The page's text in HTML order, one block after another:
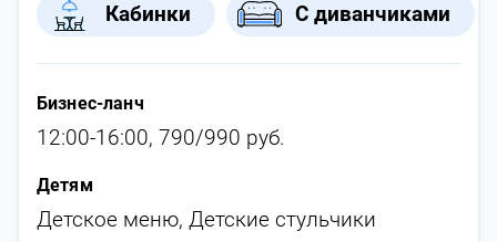
Кабинки С диванчиками
Бизнес-ланч
12:00-16:00, 790/990 руб.
Детям
Детское меню, Детские стульчики